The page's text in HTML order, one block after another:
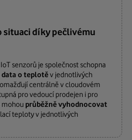
situaci díky pečlivému
senzorů je společnost schopna
data o teplotěv jednotlivých
centrálně v cloudovém
pro vedoucí prodejen i pro
mohou průběžně vyhodnocovat
teploty v jednotlivých